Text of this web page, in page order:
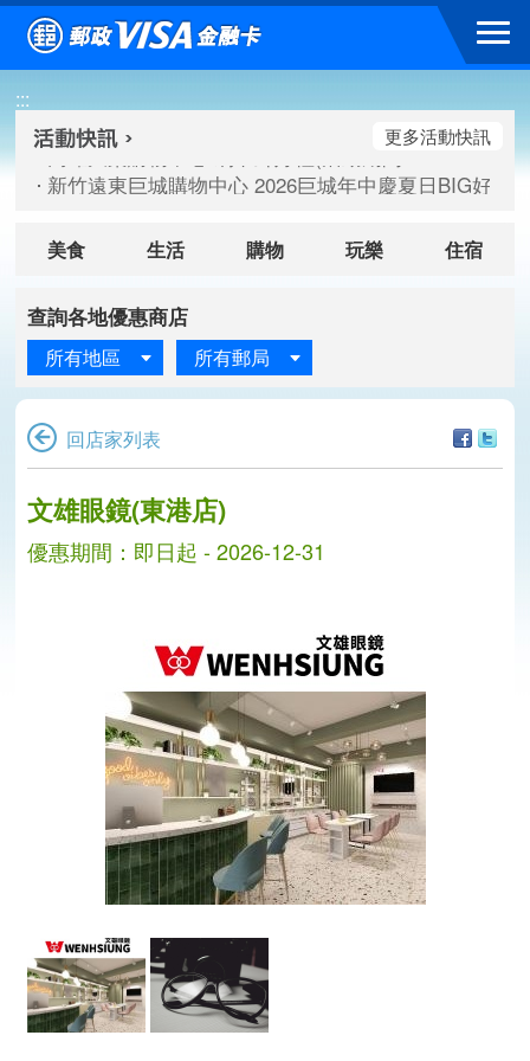
跳到主要內容區塊
:::
高雄大樂購物中心 刷卡郵好禮(活動期間：115/08/07-
臺北三創生活 有點東西第2波 刷卡郵好禮(活動期間：
高雄大樂購物中心 刷卡郵好禮(活動期間：115/08/07-
新竹遠東巨城購物中心 2026巨城年中慶夏日BIG好刷(
更多活動快訊
美食 生活 購物 玩樂 住宿
查詢各地優惠商店
所有地區 所有郵局
回店家列表
文雄眼鏡(東港店)
優惠期間：即日起 - 2026-12-31